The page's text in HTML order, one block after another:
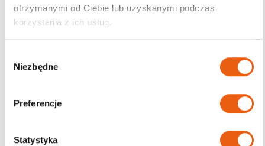
otrzymanymi od Ciebie lub uzyskanymi podczas
korzystania z ich usług.
Niezbędne
Preferencje
Statystyka